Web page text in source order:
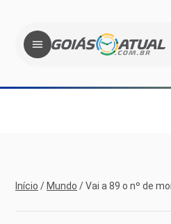
Início / Mundo /Vai a 89 o nº de